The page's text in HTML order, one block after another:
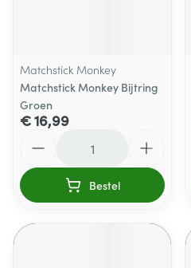
Matchstick Monkey
Matchstick Monkey Bijtring
Groen
€ 16,99
Bestel